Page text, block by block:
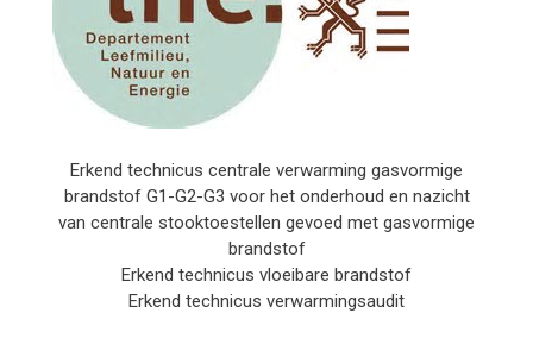
Erkend technicus centrale verwarming gasvormige
brandstof G1-G2-G3 voor het onderhoud en nazicht
van centrale stooktoestellen gevoed met gasvormige
brandstof
Erkend technicus vloeibare brandstof
Erkend technicus verwarmingsaudit